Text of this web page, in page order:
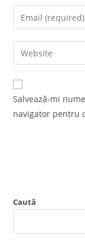
name
comment
Enter
your
email
address
comment
Enter
your
website
URL
Salvează-mi
navigator pentru
Caută